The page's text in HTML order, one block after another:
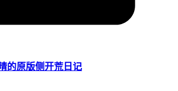
的原版侧开荒日记